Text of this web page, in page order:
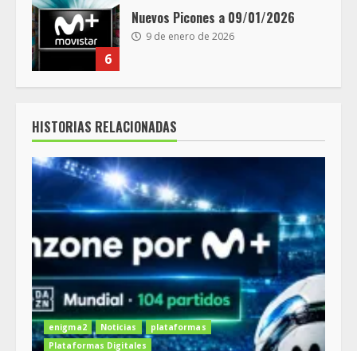
6
Nuevos Picones a 09/01/2026
9 de enero de 2026
HISTORIAS RELACIONADAS
enigma2 Noticias
plataformas
Plataformas Digitales